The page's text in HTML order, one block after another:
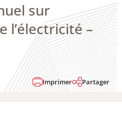
sur
l’électricité​​ –
Imprimer Partager